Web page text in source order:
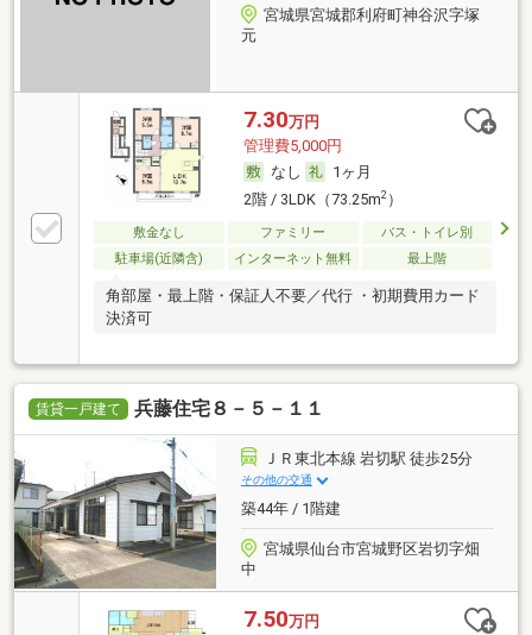
宮城県宮城郡利府町神谷沢字塚
元
7.30万円
管理費5,000円
なし
1ヶ月
2階 / 3LDK（73.25m2）
敷金なし ファミリー
バス・トイレ別
駐車場(近隣含)
インターネット無料 最上階
角部屋・最上階・保証人不要／代行 ・初期費用カード
決済可
賃貸一戸建て 兵藤住宅８－５－１１
ＪＲ東北本線 岩切駅 徒歩25分
その他の交通
築44年 / 1階建
宮城県仙台市宮城野区岩切字畑
中
7.50万円